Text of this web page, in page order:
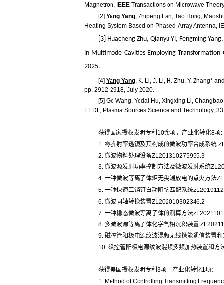
Magnetron, IEEE Transactions on Microwave
[2] Yang Yang, Zhipeng Fan, Tao Hong,
Heating System Based on Phased-Array Antenna,
[3] Huacheng Zhu, Qianyu Yi, Fengming
in Multimode Cavities Employing Transformation
2025.
[4] Yang Yang, K. Li, J. Li, H. Zhu, Y. Zhang*
pp. 2912-2918, July 2020.
[5] Ge Wang, Yedai Hu, Xingxing Li,
EEDF, Plasma Sources Science and Technology,
获得国家授权发明专利 10余项，产业化转化8项:
1. 零折射率透镜及其构成的微波功率合成系统
2. 微波物料处理设备ZL201310275955.3
3. 微波源发射功率控制方法及微波发射系统
4. 一种微波等离子体炬无尖端放电的点火方法
5. 一种快速三销钉自动阻抗匹配系统
6. 微波同轴转换装置ZL202010302346.2
7. 一种稳态微波等离子体的测算方法
8. 多微波源等离子体化学气相沉积装置
9. 磁控管阳极电源纹波混频无线携能通信装置和
10. 磁控管阳极电源纹波混频多频加热装置和方
获得美国授权发明专利 3项，产业化转化1项：
1. Method of Controlling Transmitting